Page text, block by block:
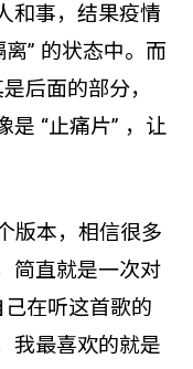
和事，结果疫情
” 的状态中。而
后面的部分，
是 “止痛片” ，让
版本，相信很多
简直就是一次对
在听这首歌的
我最喜欢的就是